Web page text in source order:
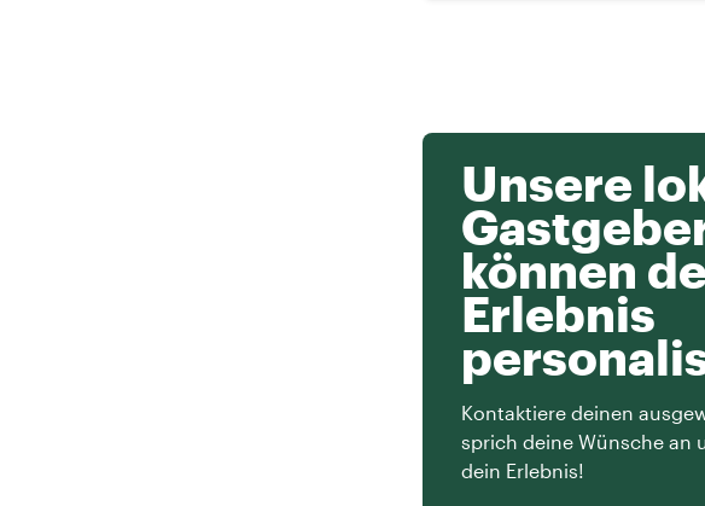
Unsere
können
Erlebnis
Kontaktiere deinen
sprich deine Wünsche an
dein Erlebnis!